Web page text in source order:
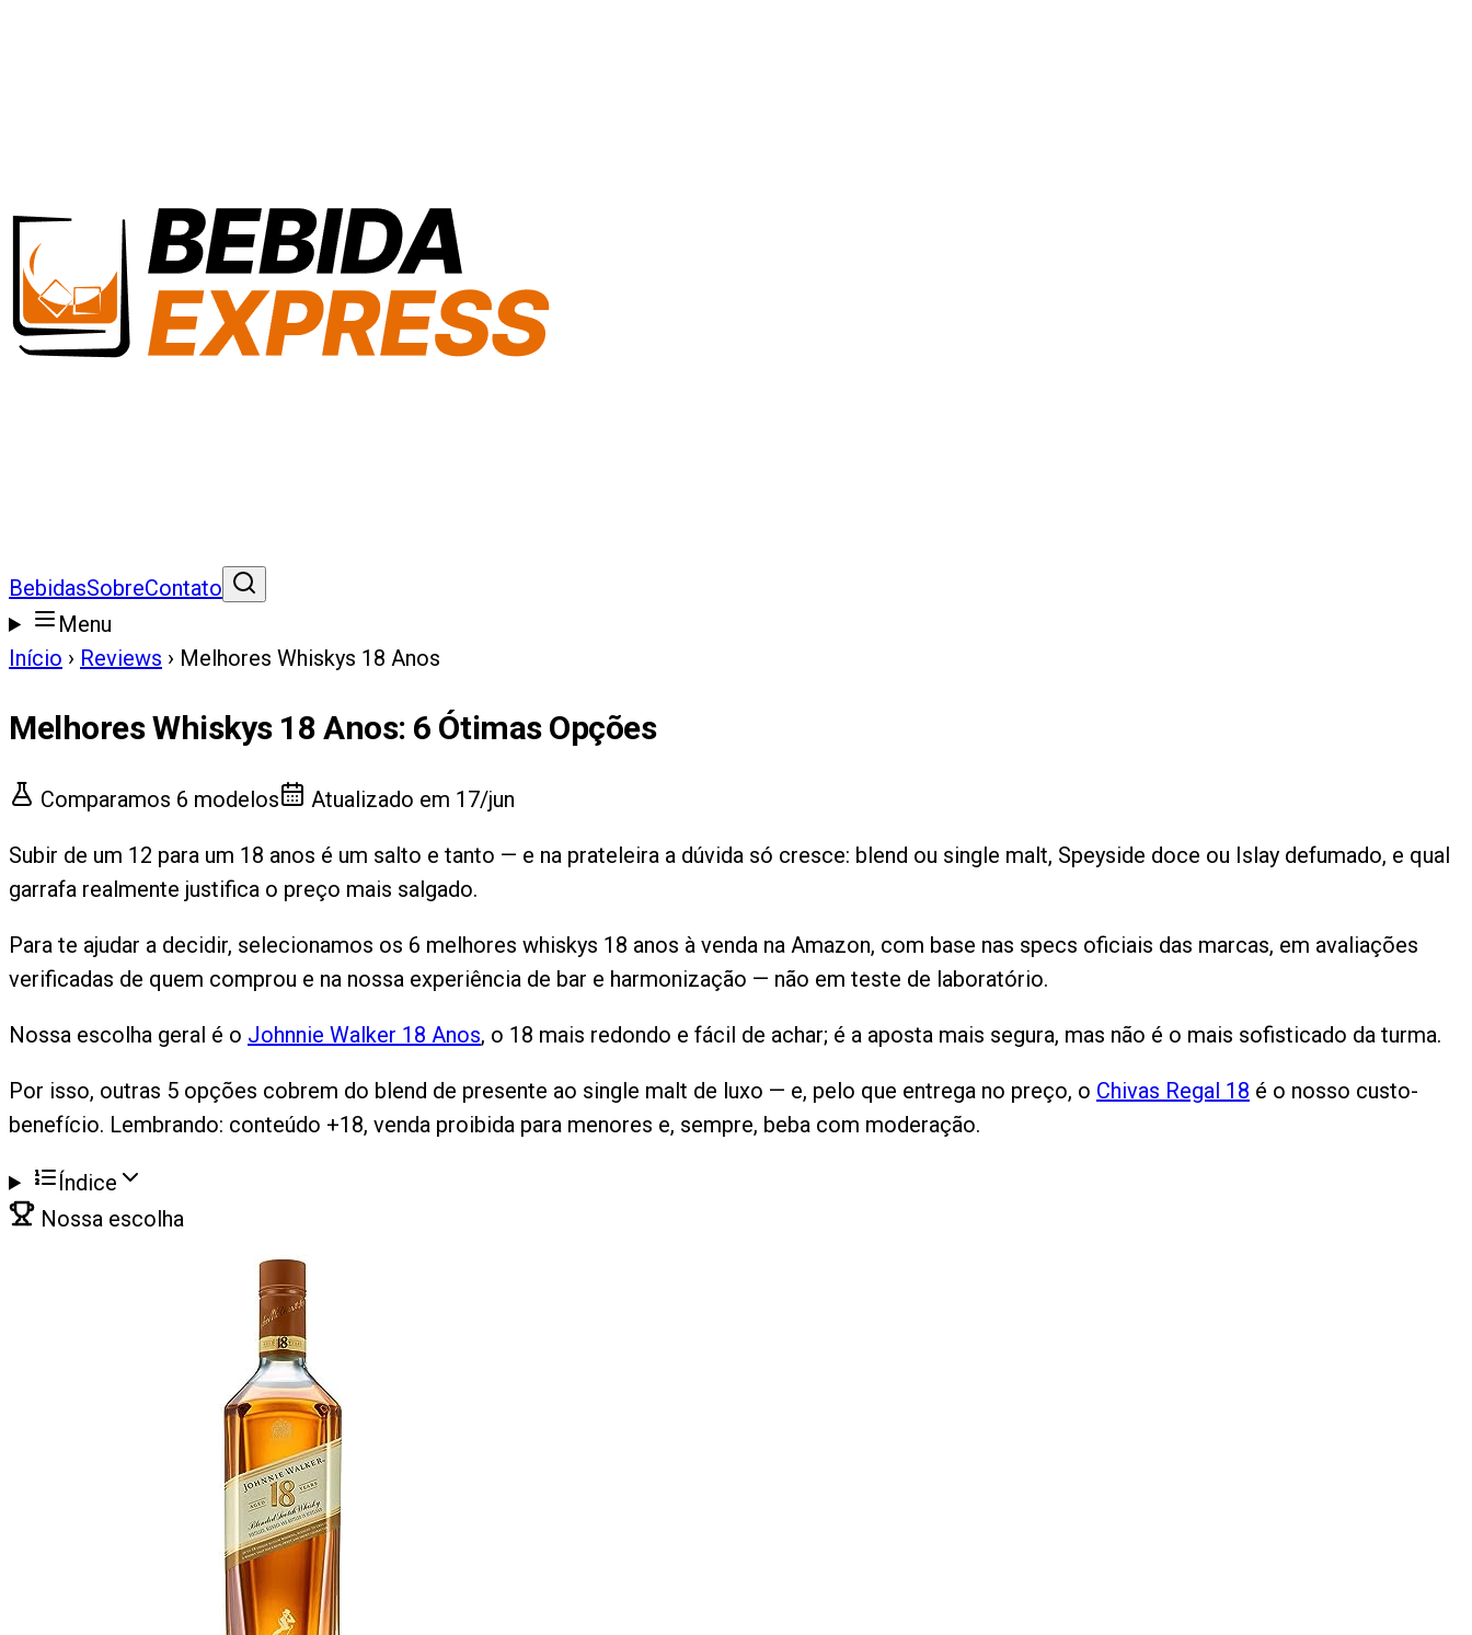
BebidasSobreContato
Menu
Início › Reviews › Melhores Whiskys 18 Anos
Melhores Whiskys 18 Anos: 6 Ótimas Opções
Comparamos 6 modelos Atualizado em 17/jun
Subir de um 12 para um 18 anos é um salto e tanto — e na prateleira a dúvida só cresce: blend ou single malt, Speyside doce ou Islay defumado, e qual
garrafa realmente justifica o preço mais salgado.
Para te ajudar a decidir, selecionamos os 6 melhores whiskys 18 anos à venda na Amazon, com base nas specs oficiais das marcas, em avaliações
verificadas de quem comprou e na nossa experiência de bar e harmonização — não em teste de laboratório.
Nossa escolha geral é o Johnnie Walker 18 Anos, o 18 mais redondo e fácil de achar; é a aposta mais segura, mas não é o mais sofisticado da turma.
Por isso, outras 5 opções cobrem do blend de presente ao single malt de luxo — e, pelo que entrega no preço, o Chivas Regal 18 é o nosso custo-
benefício. Lembrando: conteúdo +18, venda proibida para menores e, sempre, beba com moderação.
Índice
Nossa escolha